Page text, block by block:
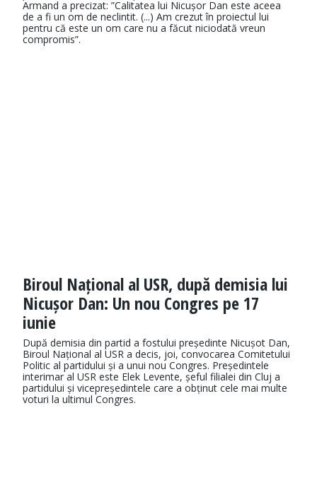
Armand a precizat: ”Calitatea lui Nicușor Dan este aceea
de a fi un om de neclintit. (...) Am crezut în proiectul lui
pentru că este un om care nu a făcut niciodată vreun
compromis”.
Biroul Național al USR, după demisia lui
Nicușor Dan: Un nou Congres pe 17
iunie
După demisia din partid a fostului președinte Nicușot Dan,
Biroul Național al USR a decis, joi, convocarea Comitetului
Politic al partidului și a unui nou Congres. Președintele
interimar al USR este Elek Levente, șeful filialei din Cluj a
partidului și vicepreședintele care a obținut cele mai multe
voturi la ultimul Congres.